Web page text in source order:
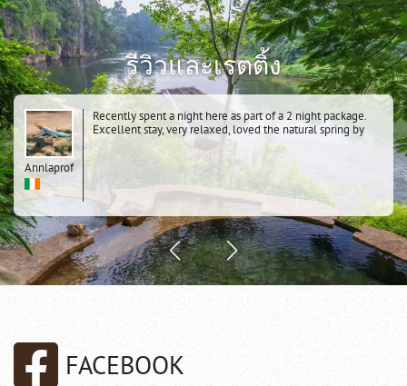
รีวิวและเรตติ้ง
Annlaprof
Recently spent a night here as part of a 2 night package.
Excellent stay, very relaxed, loved the natural spring by
the river, the dawn cycle over the hanging bridge, the
whole history of the area. Knowing it was a POW camp
added to the atmosphere. Very clean comfortable tents
FACEBOOK